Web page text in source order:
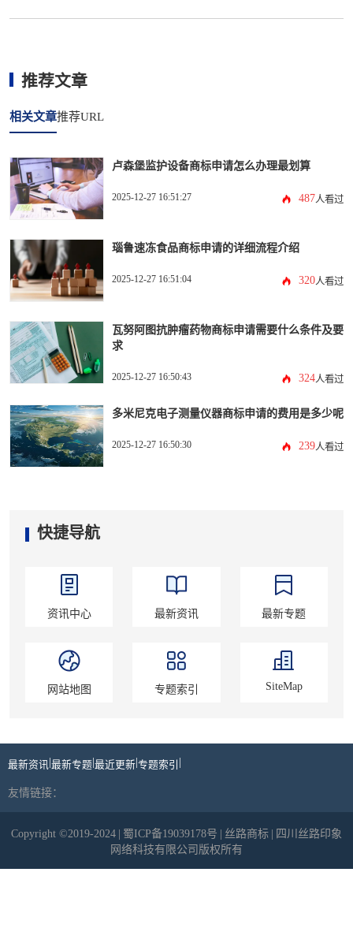
推荐文章
相关文章推荐URL
卢森堡监护设备商标申请怎么办理最划算
2025-12-27 16:51:27 487人看过
瑙鲁速冻食品商标申请的详细流程介绍
2025-12-27 16:51:04 320人看过
瓦努阿图抗肿瘤药物商标申请需要什么条件及要
求
2025-12-27 16:50:43 324人看过
多米尼克电子测量仪器商标申请的费用是多少呢
2025-12-27 16:50:30 239人看过
快捷导航
资讯中心 最新资讯 最新专题
网站地图 专题索引 SiteMap
最新资讯 最新专题 最近更新 专题索引
友情链接：
Copyright ©2019-2024 蜀ICP备19039178号 丝路商标
四川丝路印象
网络科技有限公司版权所有